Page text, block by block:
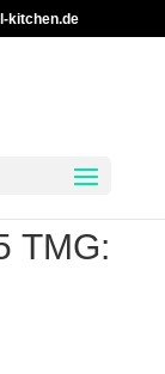
kitchen.de
TMG: